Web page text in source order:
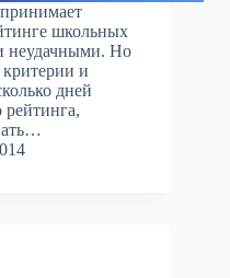
школьных
неудачными. Но
критерии и
дней
рейтинга,